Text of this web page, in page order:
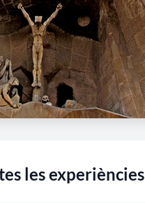
les experiències